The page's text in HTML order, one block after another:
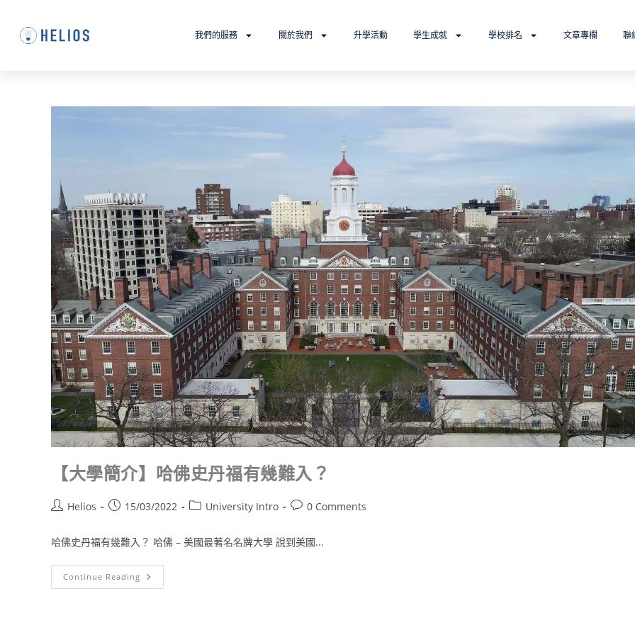
我們的服務 關於我們 升學活動 學生成就 學校排名 文章專欄 聯
【大學簡介】哈佛史丹福有幾難入？
Helios 15/03/2022 University Intro 0 Comments
哈佛史丹福有幾難入？ 哈佛 – 美國最著名名牌大學 說到美國...
Continue Reading